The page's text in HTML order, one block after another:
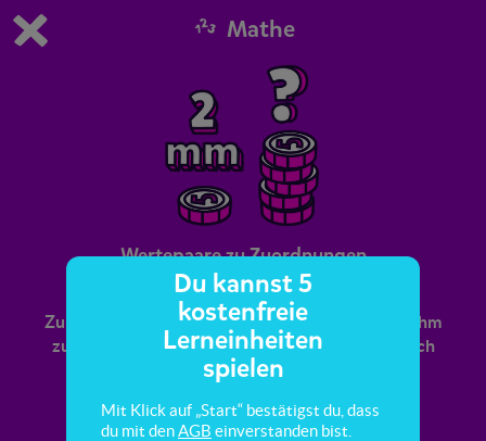
Du spielst die kostenfreie Testversion von scoyo.
Jetzt bestellen
1
Mathe
Wertepaare zu Zuordnungen
Zu jedem Wert gibt es einen anderen Wert, der ihm
zugeordnet wird. Du kannst sie ablesen oder auch
ausrechnen.
Du kannst 5
kostenfreie
Lerneinheiten
spielen
Mit Klick auf „Start“ bestätigst du, dass
du mit denAGB einverstanden bist.